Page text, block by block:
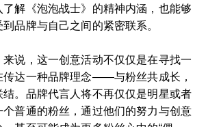
解《泡泡战士》的精神内涵，也能够
品牌与自己之间的紧密联系。
来说，这一创意活动不仅仅是在寻找一
传达一种品牌理念——与粉丝共成长，
。品牌代言人将不再仅仅是明星或者
普通的粉丝，通过他们的努力与创意